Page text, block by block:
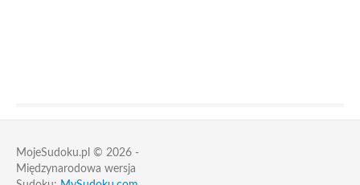
MojeSudoku.pl © 2026 -
Międzynarodowa wersja